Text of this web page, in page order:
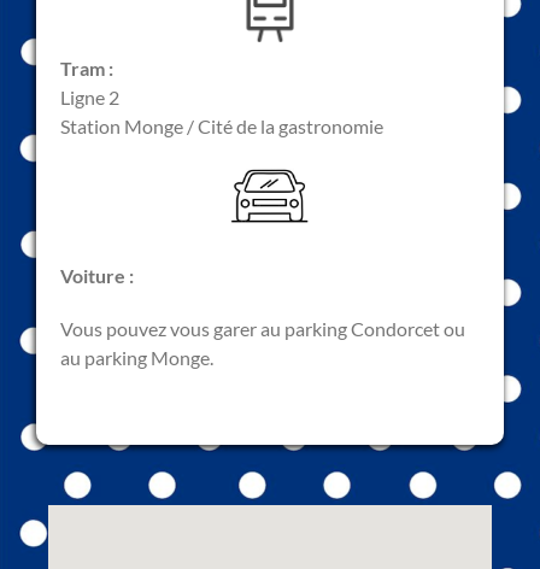
Tram :
Ligne 2
Station Monge / Cité de la gastronomie
Voiture :
Vous pouvez vous garer au parking Condorcet ou
au parking Monge.